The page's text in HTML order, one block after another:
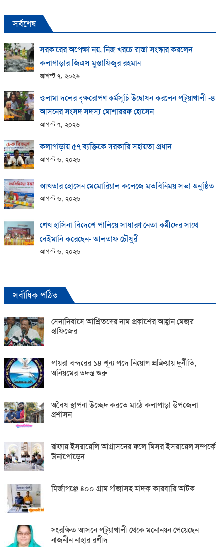
সর্বশেষ
সরকারের অপেক্ষা নয়, নিজ খরচে রাস্তা সংস্কার করলেন
কলাপাড়ার জিএস মুস্তাফিজুর রহমান
আগস্ট ৭, ২০২৬
ওলামা দলের বৃক্ষরোপণ কর্মসূচি উদ্বোধন করলেন পটুয়াখালী -৪
আসনের সংসদ সদস্য মোশাররফ হোসেন
আগস্ট ৭, ২০২৬
কলাপাড়ায় ​৫৭ ব্যক্তিকে সরকারি সহায়তা প্রধান
আগস্ট ৬, ২০২৬
আখতার হোসেন মেমোরিয়াল কলেজে মতবিনিময় সভা অনুষ্ঠিত
আগস্ট ৬, ২০২৬
শেখ হাসিনা বিদেশে পালিয়ে সাধারণ নেতা কর্মীদের সাথে
বেইমানি করেছেন- আলতাফ চৌধুরী
আগস্ট ৬, ২০২৬
সর্বাধিক পঠিত
সেনানিবাসে আশ্রিতদের নাম প্রকাশের আহ্বান মেজর
হাফিজের
পায়রা বন্দরের ১৪ শূন্য পদে নিয়োগ প্রক্রিয়ায় দুর্নীতি,
অনিয়মের তদন্ত শুরু
অবৈধ স্থাপনা উচ্ছেদ করতে মাঠে কলাপাড়া উপজেলা
প্রশাসন
রাফায় ইসরায়েলি আগ্রাসনের ফলে মিসর-ইসরায়েল সম্পর্কে
টানাপোড়েন
মির্জাগঞ্জে ৪০০ গ্রাম গাঁজাসহ মাদক কারবারি আটক
সংরক্ষিত আসনে পটুয়াখালী থেকে মনোনয়ন পেয়েছেন
নাজনীন নাহার রশীদ